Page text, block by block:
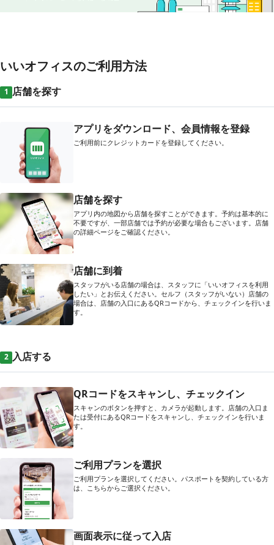
いいオフィスのご利用方法
1 店舗を探す
アプリをダウンロード、会員情報を登録
ご利用前にクレジットカードを登録してください。
店舗を探す
アプリ内の地図から店舗を探すことができます。予約は基本的に
不要ですが、一部店舗では予約が必要な場合もございます。店舗
の詳細ページをご確認ください。
店舗に到着
スタッフがいる店舗の場合は、スタッフに「いいオフィスを利用
したい」とお伝えください。セルフ（スタッフがいない）店舗の
場合は、店舗の入口にあるQRコードから、チェックインを行いま
す。
2 入店する
QRコードをスキャンし、チェックイン
スキャンのボタンを押すと、カメラが起動します。店舗の入口ま
たは受付にあるQRコードをスキャンし、チェックインを行いま
す。
ご利用プランを選択
ご利用プランを選択してください。パスポートを契約している方
は、こちらからご選択ください。
画面表示に従って入店